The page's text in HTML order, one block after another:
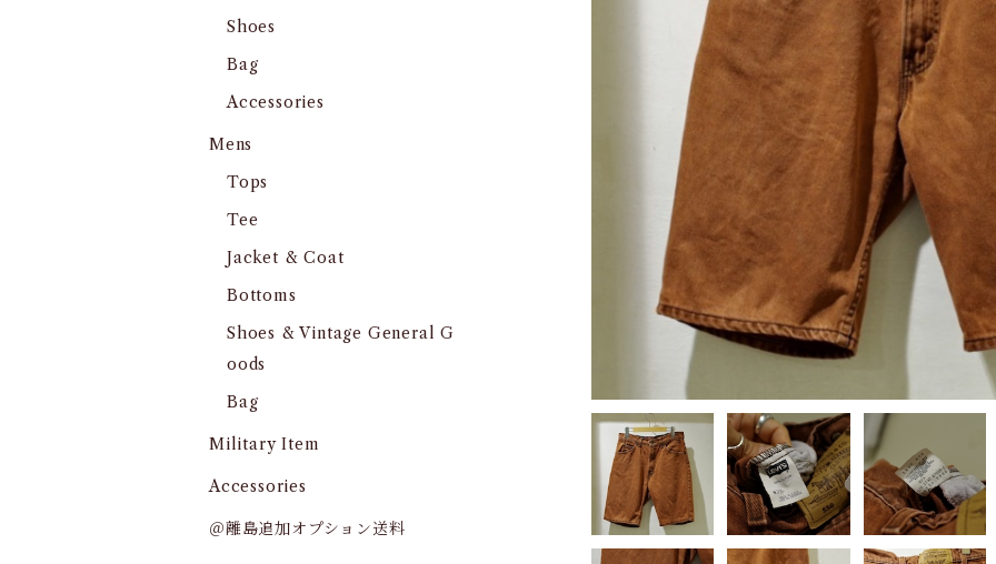
Shoes
Bag
Accessories
Mens
Tops
Tee
Jacket & Coat
Bottoms
Shoes & Vintage General G
oods
Bag
Military Item
Accessories
＠離島追加オプション送料